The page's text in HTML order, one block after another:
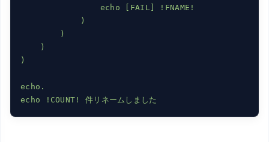
                echo [FAIL] !FNAME!
            )
        )
    )
)
echo.